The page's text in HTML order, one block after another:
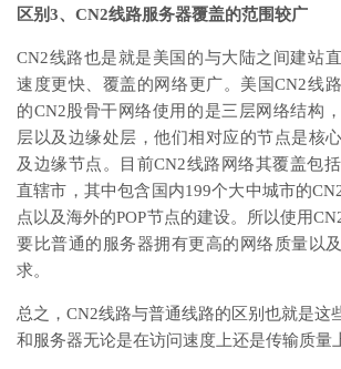
区别3、CN2线路服务器覆盖的范围较广
CN2线路也是就是美国的与大陆之间建站
速度更快、覆盖的网络更广。美国CN2线
的CN2股骨干网络使用的是三层网络结构
层以及边缘处层，他们相对应的节点是核
及边缘节点。目前CN2线路网络其覆盖包括
直辖市，其中包含国内199个大中城市的
点以及海外的POP节点的建设。所以使用
要比普通的服务器拥有更高的网络质量以
求。
总之，CN2线路与普通线路的区别也就是这
和服务器无论是在访问速度上还是传输质量